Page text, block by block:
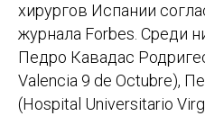
хирургов Испании
журнала Forbes. Среди
Педро Кавадас
Valencia 9 de Octubre),
(Hospital Universitario